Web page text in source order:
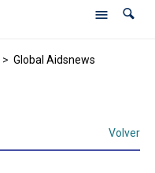
> Global Aidsnews
Volver